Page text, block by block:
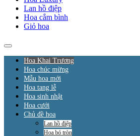
Lan hồ điệp
Hoa cắm bình
Giỏ hoa
Hoa Khai Trương
Hoa chúc mừng
Mẫu hoa mới
Hoa tang lễ
Hoa sinh nhật
Hoa cưới
Chủ đề hoa
Lan hồ điệp
Hoa bó tròn